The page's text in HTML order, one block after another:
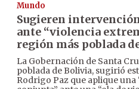
Mundo
Sugieren
ante “violencia
región más poblada
La Gobernación de Santa
poblada de Bolivia, sugirió
Rodrigo Paz que aplique